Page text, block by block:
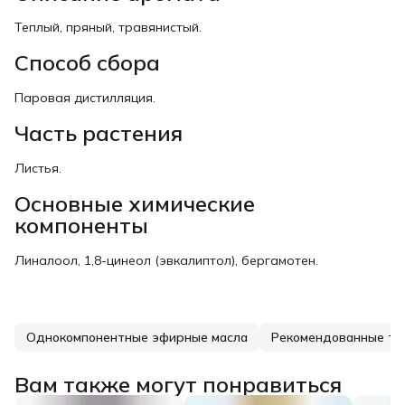
Теплый, пряный, травянистый.
Способ сбора
Паровая дистилляция.
Часть растения
Листья.
Основные химические
компоненты
Линалоол, 1,8-цинеол (эвкалиптол), бергамотен.
Однокомпонентные эфирные масла Рекомендованные
Вам также могут понравиться